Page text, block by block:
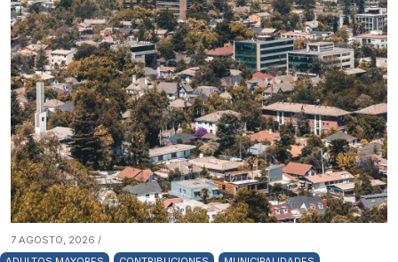
7 AGOSTO, 2026 /